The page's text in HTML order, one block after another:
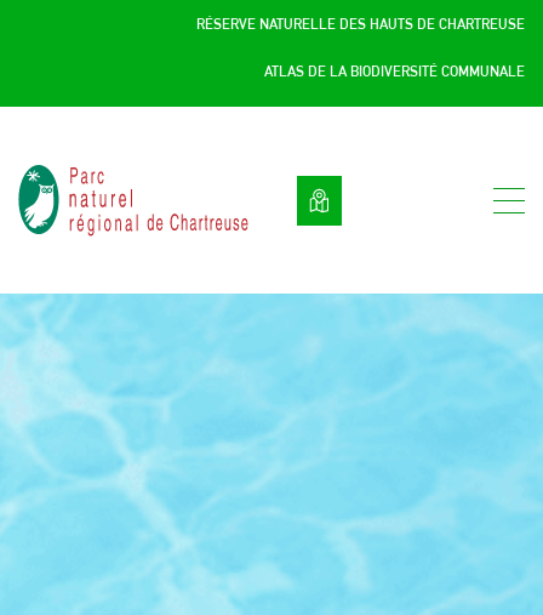
RÉSERVE NATURELLE DES HAUTS DE CHARTREUSE
ATLAS DE LA BIODIVERSITÉ COMMUNALE
Parc
naturel
régional
Chartreuse
Savoie
/
Isère,
Rhône
Alpes,
France
Panneau de gestion des cookies